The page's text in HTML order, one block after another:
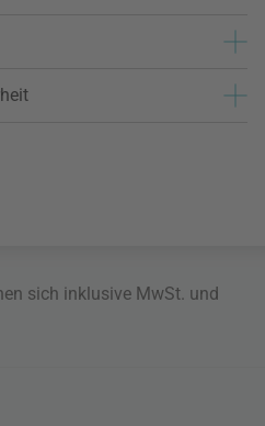
sich inklusive MwSt. und